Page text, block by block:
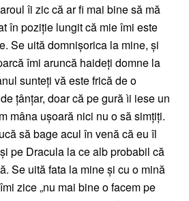
îi zic că ar fi mai bine să mă
în poziție lungit că mie îmi este
Se uită domnișorica la mine, și
îmi aruncă haideți domne la
sunteți vă este frică de o
țânțar, doar că pe gură ìi iese un
mâna ușoară nici nu o să simțiți.
să bage acul în venă că eu îl
pe Dracula la ce alb probabil că
Se uită fata la mine și cu o mină
zice „nu mai bine o facem pe